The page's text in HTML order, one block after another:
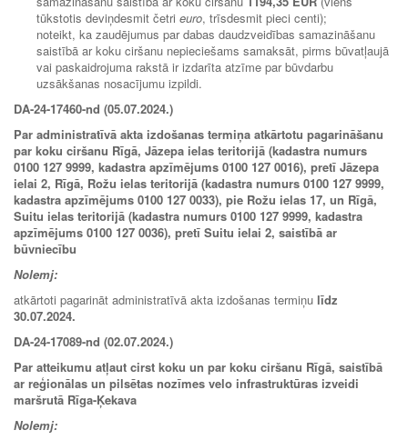
tūkstotis deviņdesmit četri euro, trīsdesmit pieci centi);
noteikt, ka zaudējumus par dabas daudzveidības samazināšanu
saistībā ar koku ciršanu nepieciešams samaksāt, pirms būvatļaujā
vai paskaidrojuma rakstā ir izdarīta atzīme par būvdarbu
uzsākšanas nosacījumu izpildi.
DA-24-17460-nd (05.07.2024.)
Par administratīvā akta izdošanas termiņa atkārtotu pagarināšanu
par koku ciršanu Rīgā, Jāzepa ielas teritorijā (kadastra numurs
0100 127 9999, kadastra apzīmējums 0100 127 0016), pretī Jāzepa
ielai 2, Rīgā, Rožu ielas teritorijā (kadastra numurs 0100 127 9999,
kadastra apzīmējums 0100 127 0033), pie Rožu ielas 17, un Rīgā,
Suitu ielas teritorijā (kadastra numurs 0100 127 9999, kadastra
apzīmējums 0100 127 0036), pretī Suitu ielai 2, saistībā ar
būvniecību
Nolemj:
atkārtoti pagarināt administratīvā akta izdošanas termiņu līdz
30.07.2024.
DA-24-17089-nd (02.07.2024.)
Par atteikumu atļaut cirst koku un par koku ciršanu Rīgā, saistībā
ar reģionālas un pilsētas nozīmes velo infrastruktūras izveidi
maršrutā Rīga-Ķekava
Nolemj: